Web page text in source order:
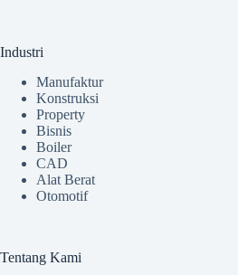
Industri
Manufaktur
Konstruksi
Property
Bisnis
Boiler
CAD
Alat Berat
Otomotif
Tentang Kami